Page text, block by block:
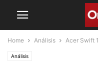
Home Análisis Acer Swift
Análisis